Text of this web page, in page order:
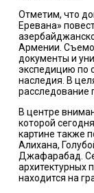
Отметим, что
Еревана»
Армении.
документы и
экспедицию по
наследия. В
расследование
В центре
которой
картине также
Алихана,
Джафарабад.
архитектурных
находится на